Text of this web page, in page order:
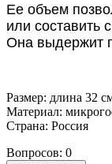
Ее объем
или составить
Она выдержит
Размер: длина 32
Материал:
Страна: Россия
Вопросов: 0